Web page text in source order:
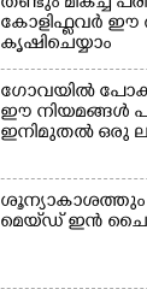
കോളിഫ്ലവർ ഈ
കൃഷിചെയ്യാം
ഗോവയിൽ
ഈ നിയമങ്ങൾ
ഇനിമുതൽ ഒരു
ശൂന്യാകാശത്തും
മെയ്‌ഡ് ഇൻ
Copy Link